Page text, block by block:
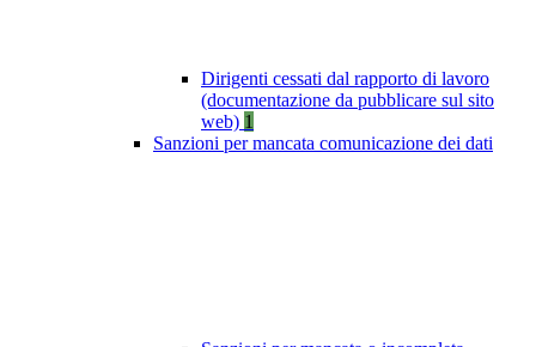
Dirigenti cessati dal rapporto di lavoro
(documentazione da pubblicare sul sito
web) 1
Sanzioni per mancata comunicazione dei dati